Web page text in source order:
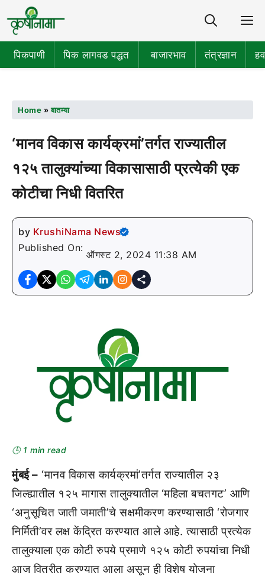
पिकपाणी पिक लागवड पद्धत बाजारभाव तंत्रज्ञान
Home »बातम्या
‘मानव विकास कार्यक्रमां’तर्गत राज्यातील
१२५ तालुक्यांच्या विकासासाठी प्रत्येकी एक
कोटीचा निधी वितरित
by KrushiNama News
Published On:
ऑगस्ट 2, 2024 11:38 AM
🕒 1 min read
मुंबई – ‘मानव विकास कार्यक्रमां’तर्गत राज्यातील २३
जिल्ह्यातील १२५ मागास तालुक्यातील ‘महिला बचतगट’ आणि
‘अनुसूचित जाती जमाती’चे सक्षमीकरण करण्यासाठी ‘रोजगार
निर्मिती’वर लक्ष केंद्रित करण्यात आले आहे. त्यासाठी प्रत्येक
तालुक्याला एक कोटी रुपये प्रमाणे १२५ कोटी रुपयांचा निधी
आज वितरीत करण्यात आला असून ही विशेष योजना